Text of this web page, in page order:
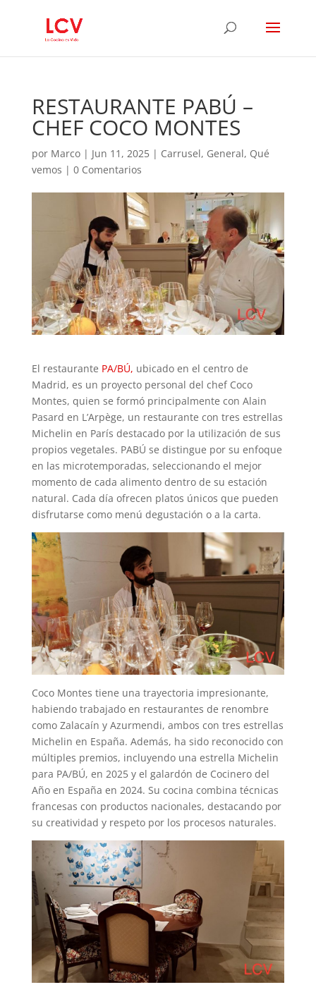
RESTAURANTE PABÚ –
CHEF COCO MONTES
por Marco| Jun 11, 2025| Carrusel, General, Qué
vemos | 0 Comentarios
El restaurante PA/BÚ, ubicado en el centro de
Madrid, es un proyecto personal del chef Coco
Montes, quien se formó principalmente con Alain
Pasard en L’Arpège, un restaurante con tres estrellas
Michelin en París destacado por la utilización de sus
propios vegetales. PABÚ se distingue por su enfoque
en las microtemporadas, seleccionando el mejor
momento de cada alimento dentro de su estación
natural. Cada día ofrecen platos únicos que pueden
disfrutarse como menú degustación o a la carta.
Coco Montes tiene una trayectoria impresionante,
habiendo trabajado en restaurantes de renombre
como Zalacaín y Azurmendi, ambos con tres estrellas
Michelin en España. Además, ha sido reconocido con
múltiples premios, incluyendo una estrella Michelin
para PA/BÚ, en 2025 y el galardón de Cocinero del
Año en España en 2024. Su cocina combina técnicas
francesas con productos nacionales, destacando por
su creatividad y respeto por los procesos naturales.